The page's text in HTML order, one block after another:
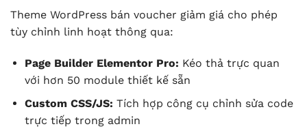
Theme WordPress bán voucher giảm giá cho phép
tùy chỉnh linh hoạt thông qua:
Page Builder Elementor Pro: Kéo thả trực quan
với hơn 50 module thiết kế sẵn
Custom CSS/JS: Tích hợp công cụ chỉnh sửa code
trực tiếp trong admin